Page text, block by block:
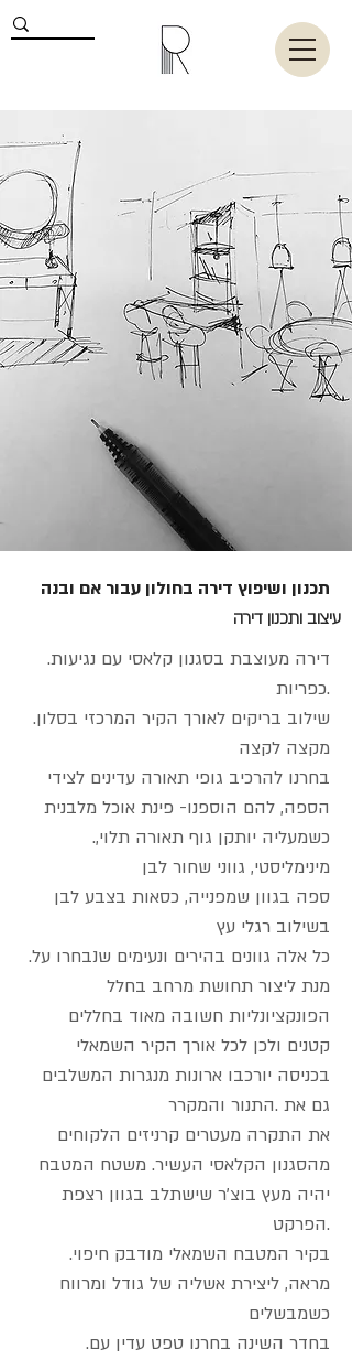
תכנון ושיפוץ דירה בחולון עבור אם ובנה
עיצוב ותכנון דירה
.דירה מעוצבת בסגנון קלאסי עם נגיעות
כפריות.
.שילוב בריקים לאורך הקיר המרכזי בסלון
מקצה לקצה
בחרנו להרכיב גופי תאורה עדינים לצידי
הספה, להם הוספנו- פינת אוכל מלבנית
.כשמעליה יותקן גוף תאורה תלוי,
מינימליסטי, גווני שחור לבן
ספה בגוון שמפנייה, כסאות בצבע לבן
בשילוב רגלי עץ
.כל אלה גוונים בהירים ונעימים שנבחרו על
מנת ליצור תחושת מרחב בחלל
הפונקציונליות חשובה מאוד בחללים
קטנים ולכן לכל אורך הקיר השמאלי
בכניסה יורכבו ארונות מנגרות המשלבים
גם את .התנור והמקרר
את התקרה מעטרים קרניזים הלקוחים
מהסגנון הקלאסי העשיר. משטח המטבח
יהיה מעץ בוצ'ר שישתלב בגוון רצפת
הפרקט.
.בקיר המטבח השמאלי מודבק חיפוי
מראה, ליצירת אשליה של גודל ומרווח
כשמבשלים
.בחדר השינה בחרנו טפט עדין עם